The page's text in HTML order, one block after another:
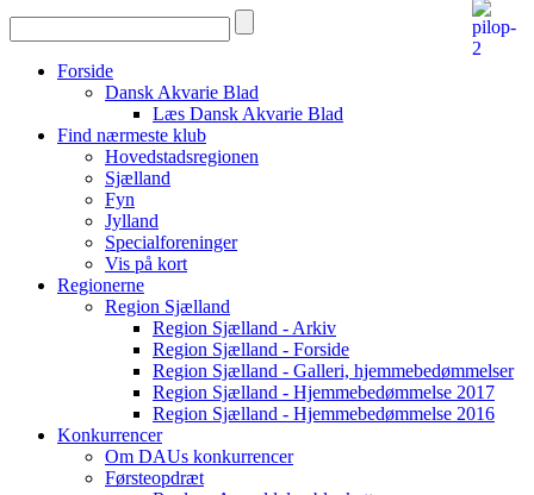
Forside
Dansk Akvarie Blad
Læs Dansk Akvarie Blad
Find nærmeste klub
Hovedstadsregionen
Sjælland
Fyn
Jylland
Specialforeninger
Vis på kort
Regionerne
Region Sjælland
Region Sjælland - Arkiv
Region Sjælland - Forside
Region Sjælland - Galleri, hjemmebedømmelser
Region Sjælland - Hjemmebedømmelse 2017
Region Sjælland - Hjemmebedømmelse 2016
Konkurrencer
Om DAUs konkurrencer
Førsteopdræt